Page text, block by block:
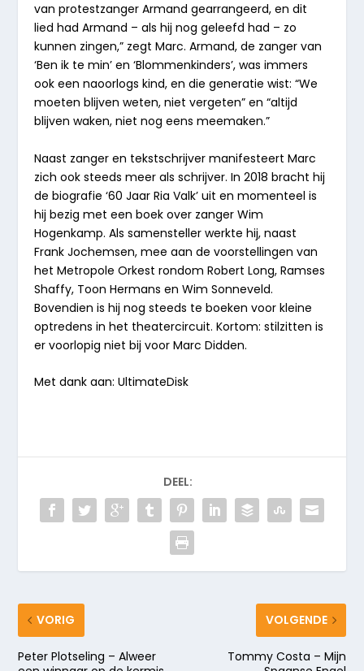
van protestzanger Armand gearrangeerd, en dit
lied had Armand – als hij nog geleefd had – zo
kunnen zingen,” zegt Marc.Armand, de zanger van
‘Ben ik te min’ en ‘Blommenkinders’, was immers
ook een naoorlogs kind, en die generatie wist: “We
moeten blijven weten, niet vergeten” en “altijd
blijven waken, niet nog eens meemaken.”
Naast zanger en tekstschrijver manifesteert Marc
zich ook steeds meer als schrijver. In 2018 bracht hij
de biografie ‘60 Jaar Ria Valk’ uit en momenteel is
hij bezig met een boek over zanger Wim
Hogenkamp. Als samensteller werkte hij, naast
Frank Jochemsen, mee aan de voorstellingen van
het Metropole Orkest rondom Robert Long, Ramses
Shaffy, Toon Hermans en Wim Sonneveld.
Bovendien is hij nog steeds te boeken voor kleine
optredens in het theatercircuit. Kortom: stilzitten is
er voorlopig niet bij voor Marc Didden.
Met dank aan: UltimateDisk
DEEL:
VORIG
Peter Plotseling – Alweer
VOLGENDE
Tommy Costa – Mijn